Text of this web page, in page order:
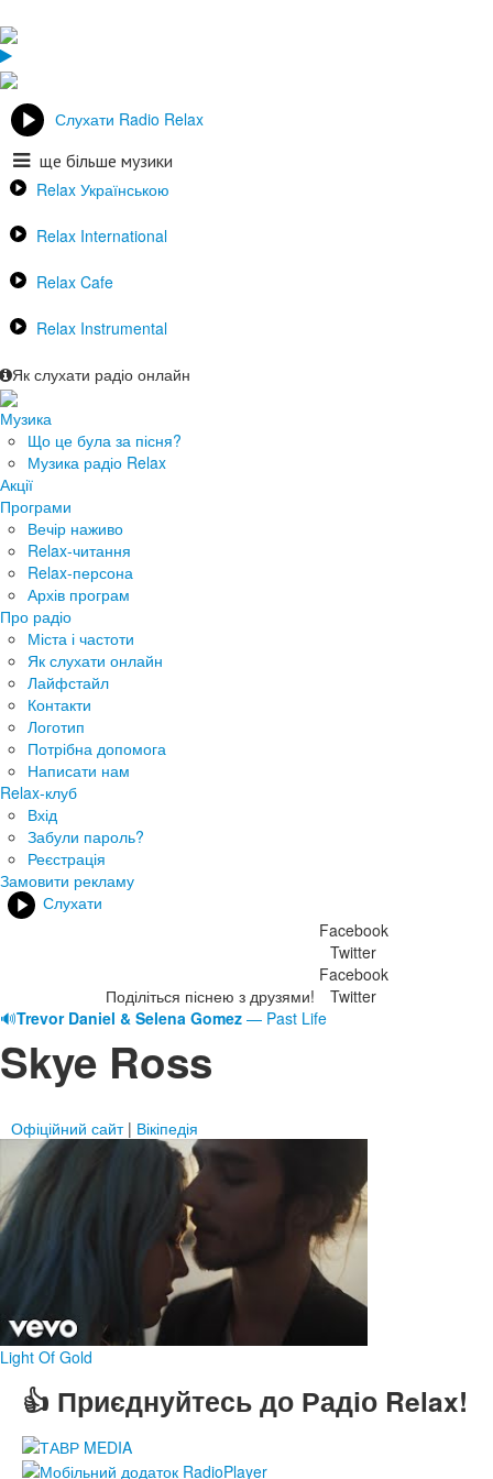
Слухати Radio Relax
ще більше музики
Relax Українською
Relax International
Relax Cafe
Relax Instrumental
Як слухати радіо онлайн
Музика
Що це була за пісня?
Музика радіо Relax
Акції
Програми
Вечір наживо
Relax-читання
Relax-персона
Архів програм
Про радіо
Міста і частоти
Як слухати онлайн
Лайфстайл
Контакти
Логотип
Потрібна допомога
Написати нам
Relax-клуб
Вхід
Забули пароль?
Реєстрація
Замовити рекламу
Слухати
Поділіться піснею з друзями!
Facebook
Twitter
Facebook
Twitter
🔊Trevor Daniel & Selena Gomez — Past Life
Skye Ross
Офіційний сайт| Вікіпедія
Light Of Gold
👍 Приєднуйтесь до Радіо Relax!